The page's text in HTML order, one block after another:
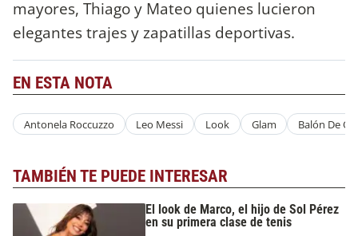
mayores, Thiago y Mateo quienes lucieron
elegantes trajes y zapatillas deportivas.
EN ESTA NOTA
Antonela Roccuzzo Leo Messi Look Glam Balón De
TAMBIÉN TE PUEDE INTERESAR
El look de Marco, el hijo de Sol Pérez
en su primera clase de tenis